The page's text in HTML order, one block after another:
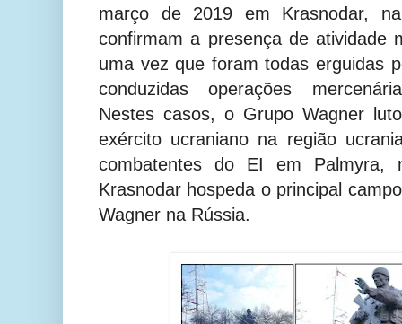
março de 2019 em Krasnodar,
confirmam a presença de atividade
uma vez que foram todas erguidas
conduzidas operações
Nestes casos, o Grupo Wagner
exército ucraniano na região
combatentes do EI em Palmyra,
Krasnodar hospeda o principal
Wagner na Rússia.